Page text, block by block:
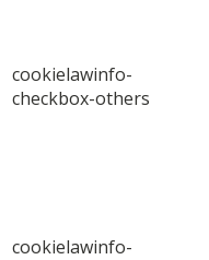
cookielawinfo-
checkbox-others
cookielawinfo-